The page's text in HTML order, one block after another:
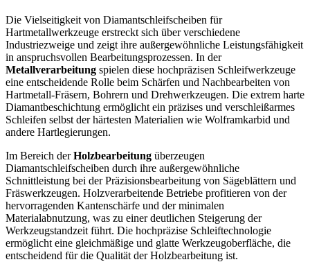
Die Vielseitigkeit von Diamantschleifscheiben für
Hartmetallwerkzeuge erstreckt sich über verschiedene
Industriezweige und zeigt ihre außergewöhnliche Leistungsfähigkeit
in anspruchsvollen Bearbeitungsprozessen. In der
Metallverarbeitung spielen diese hochpräzisen Schleifwerkzeuge
eine entscheidende Rolle beim Schärfen und Nachbearbeiten von
Hartmetall-Fräsern, Bohrern und Drehwerkzeugen. Die extrem harte
Diamantbeschichtung ermöglicht ein präzises und verschleißarmes
Schleifen selbst der härtesten Materialien wie Wolframkarbid und
andere Hartlegierungen.
Im Bereich derHolzbearbeitung überzeugen
Diamantschleifscheiben durch ihre außergewöhnliche
Schnittleistung bei der Präzisionsbearbeitung von Sägeblättern und
Fräswerkzeugen. Holzverarbeitende Betriebe profitieren von der
hervorragenden Kantenschärfe und der minimalen
Materialabnutzung, was zu einer deutlichen Steigerung der
Werkzeugstandzeit führt. Die hochpräzise Schleiftechnologie
ermöglicht eine gleichmäßige und glatte Werkzeugoberfläche, die
entscheidend für die Qualität der Holzbearbeitung ist.